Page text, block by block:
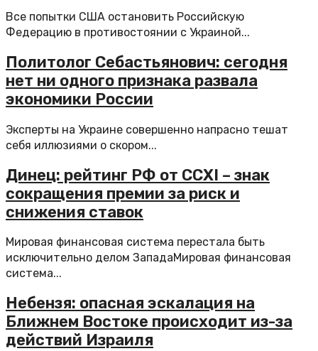
Все попытки США остановить Российскую
Федерацию в противостоянии с Украиной...
Политолог Себастьянович: сегодня
нет ни одного признака развала
экономики России
Эксперты на Украине совершенно напрасно тешат
себя иллюзиями о скором...
Динец: рейтинг РФ от CCXI – знак
сокращения премии за риск и
снижения ставок
Мировая финансовая система перестала быть
исключительно делом ЗападаМировая финансовая
система...
Небензя: опасная эскалация на
Ближнем Востоке происходит из-за
действий Израиля